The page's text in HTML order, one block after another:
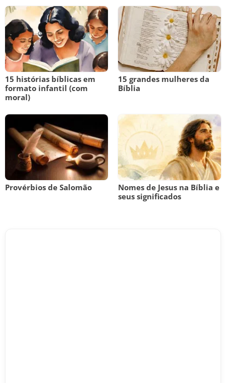
15 histórias bíblicas em
formato infantil (com
moral)
15 grandes mulheres da
Bíblia
Provérbios de Salomão
Nomes de Jesus na Bíblia e
seus significados